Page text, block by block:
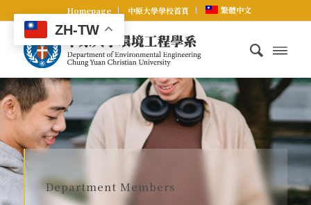
Homepage 中原大學學校首頁 繁體中文
Department Members
ZH-TW